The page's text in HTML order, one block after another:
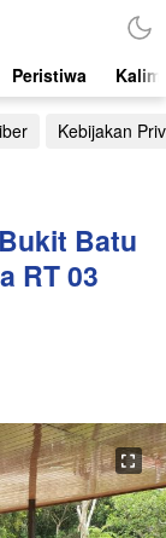
Peristiwa
Kebijakan
Batu
RT 03